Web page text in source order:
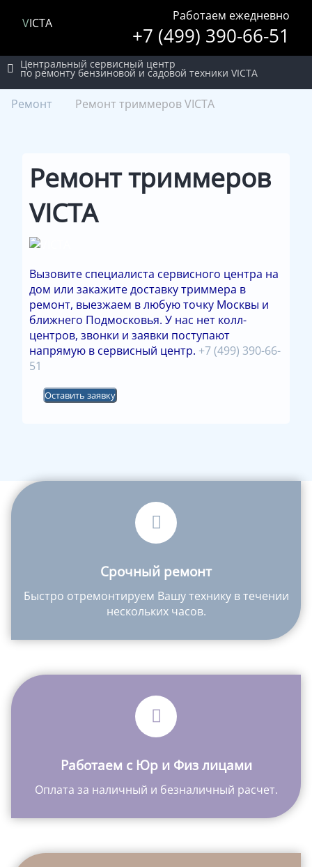
VICTA Работаем ежедневно
+7 (499) 390-66-51
Центральный сервисный центр
по ремонту бензиновой и садовой техники VICTA
Ремонт Ремонт триммеров VICTA
Ремонт триммеров
VICTA
Вызовите специалиста сервисного центра на
дом или закажите доставку триммера в
ремонт, выезжаем в любую точку Москвы и
ближнего Подмосковья. У нас нет колл-
центров, звонки и заявки поступают
напрямую в сервисный центр. +7 (499) 390-66-
51
Оставить заявку
Срочный ремонт
Быстро отремонтируем Вашу технику в течении
нескольких часов.
Работаем с Юр и Физ лицами
Оплата за наличный и безналичный расчет.